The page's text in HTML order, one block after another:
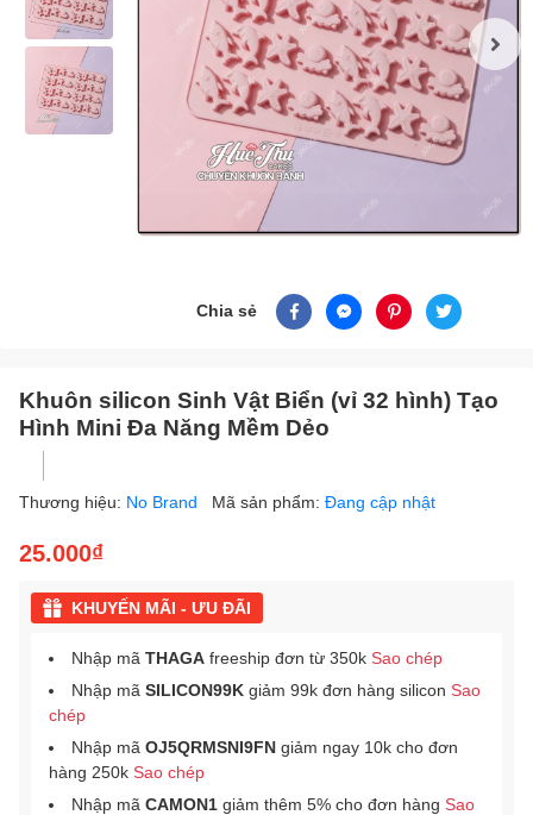
Chia sẻ
Khuôn silicon Sinh Vật Biển (vỉ 32 hình) Tạo
Hình Mini Đa Năng Mềm Dẻo
Thương hiệu: No Brand Mã sản phẩm: Đang cập nhật
25.000₫
KHUYẾN MÃI - ƯU ĐÃI
Nhập mã THAGA freeship đơn từ 350k Sao chép
Nhập mã SILICON99K giảm 99k đơn hàng silicon Sao
chép
Nhập mã OJ5QRMSNI9FN giảm ngay 10k cho đơn
hàng 250k Sao chép
Nhập mã CAMON1 giảm thêm 5% cho đơn hàng Sao